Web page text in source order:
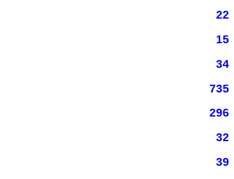
22
15
34
735
296
32
39